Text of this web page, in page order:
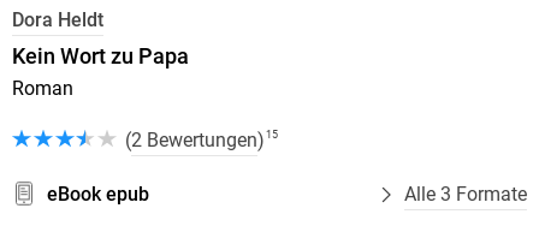
Dora Heldt
Kein Wort zu Papa
Roman
(2 Bewertungen) 15
eBook epub Alle 3 Formate